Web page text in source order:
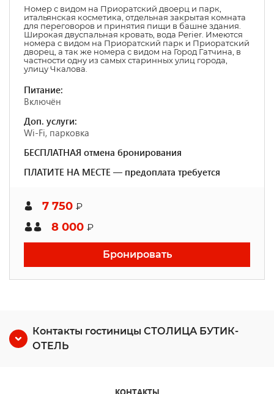
Номер с видом на Приоратский двоерц и парк,
итальянская косметика, отдельная закрытая комната
для переговоров и принятия пищи в башне здания.
Широкая двуспальная кровать, вода Perier. Имеются
номера с видом на Приоратский парк и Приоратский
дворец, а так же номера с видом на Город Гатчина, в
частности одну из самых старинных улиц города,
улицу Чкалова.
Питание:
Включён
Доп. услуги:
Wi-Fi, парковка
БЕСПЛАТНАЯ отмена бронирования
ПЛАТИТЕ НА МЕСТЕ — предоплата требуется
7 750 ₽
8 000 ₽
Бронировать
Контакты гостиницы СТОЛИЦА БУТИК-
ОТЕЛЬ
КОНТАКТЫ